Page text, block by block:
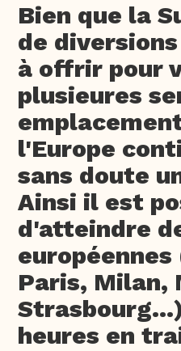
Bien que la
de
à offrir pour
plusieures
l'Europe
sans doute
Ainsi il est
d'atteindre
Paris, Milan,
heures en